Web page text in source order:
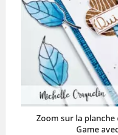
Zoom sur la planche
Game